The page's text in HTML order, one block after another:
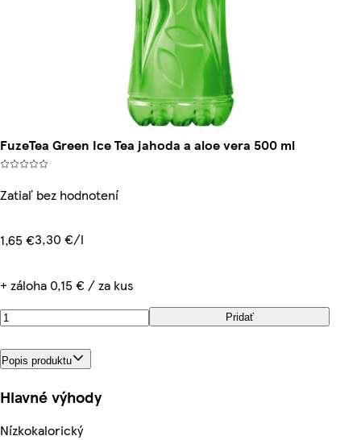
FuzeTea Green Ice Tea jahoda a aloe vera 500 ml
Zatiaľ bez hodnotení
1,65 €3,30 €/l
+ záloha 0,15 € / za kus
Pridať
Popis produktu
Hlavné výhody
Nízkokalorický